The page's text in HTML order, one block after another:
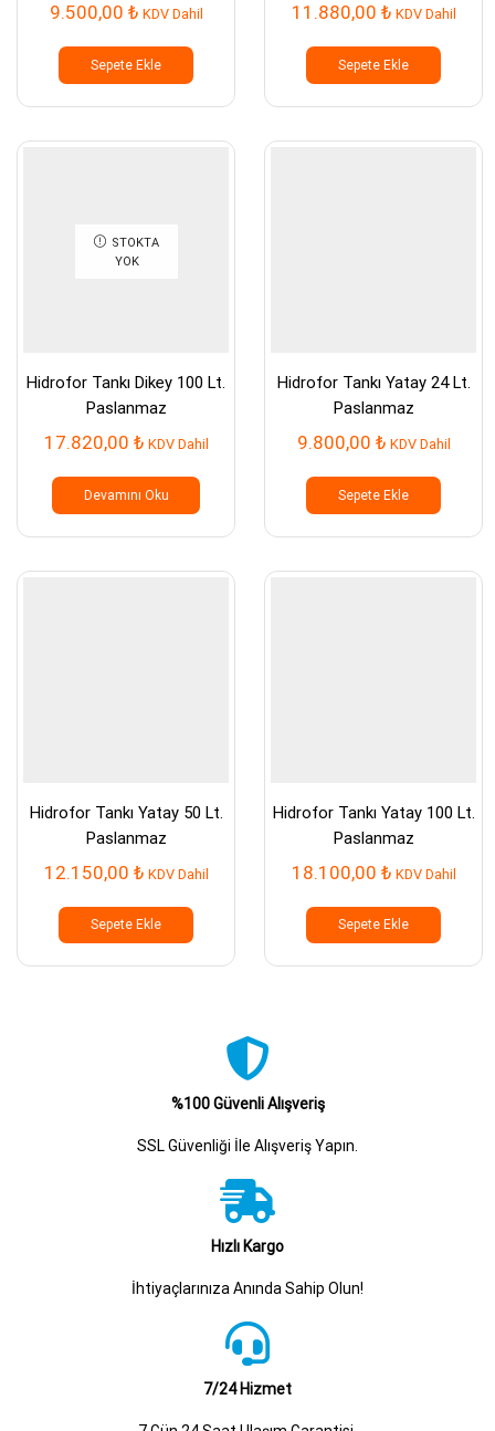
9.500,00 ₺ KDV Dahil
Sepete Ekle
11.880,00 ₺ KDV Dahil
Sepete Ekle
STOKTA
YOK
Hidrofor Tankı Dikey 100 Lt.
Paslanmaz
17.820,00 ₺ KDV Dahil
Devamını Oku
Hidrofor Tankı Yatay 24 Lt.
Paslanmaz
9.800,00 ₺ KDV Dahil
Sepete Ekle
Hidrofor Tankı Yatay 50 Lt.
Paslanmaz
12.150,00 ₺ KDV Dahil
Sepete Ekle
Hidrofor Tankı Yatay 100 Lt.
Paslanmaz
18.100,00 ₺ KDV Dahil
Sepete Ekle
%100 Güvenli Alışveriş
SSL Güvenliği İle Alışveriş Yapın.
Hızlı Kargo
İhtiyaçlarınıza Anında Sahip Olun!
7/24 Hizmet